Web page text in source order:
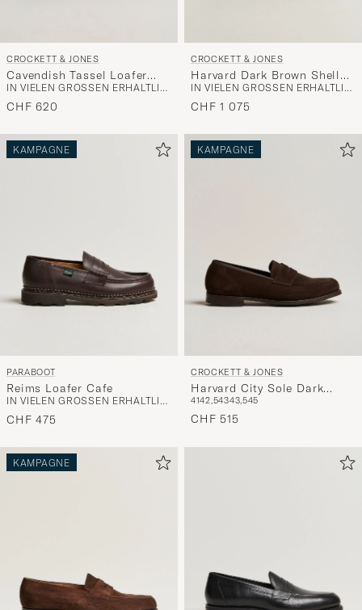
CROCKETT & JONES
Cavendish Tassel Loafer
Dark Brown Suede
IN VIELEN GRÖSSEN ERHÄLTLICH
CHF 620
CROCKETT & JONES
Harvard Dark Brown Shell
Cordovan
IN VIELEN GRÖSSEN ERHÄLTLICH
CHF 1 075
KAMPAGNE
PARABOOT
Reims Loafer Cafe
IN VIELEN GRÖSSEN ERHÄLTLICH
CHF 475
KAMPAGNE
CROCKETT & JONES
Harvard City Sole Dark
Brown Suede
4142,54343,545
CHF 515
KAMPAGNE